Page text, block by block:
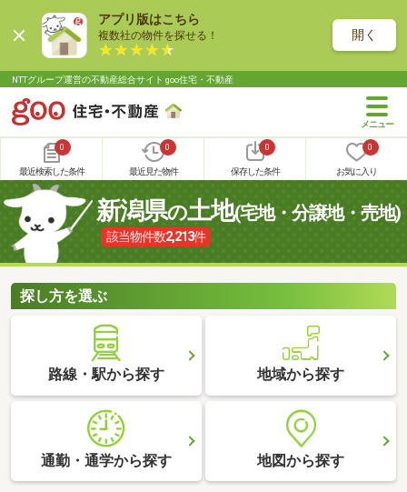
アプリ版はこちら
複数社の物件を探せる！ 開く
NTTグループ運営の不動産総合サイト goo住宅・不動産
0
最近検索した条件
0
最近見た物件
0
保存した条件
0
お気に入り
新潟県の土地(宅地・分譲地・売地)
該当物件数2,213件
探し方を選ぶ
路線・駅から探す 地域から探す
通勤・通学から探す 地図から探す